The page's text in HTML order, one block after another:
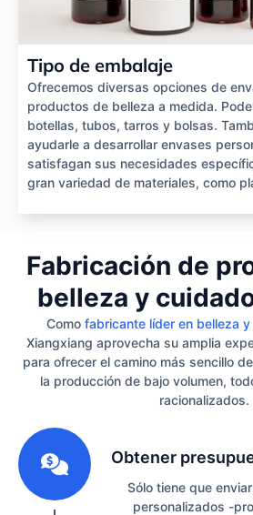
Tipo de embalaje
Ofrecemos diversas opciones de
productos de belleza a medida.
botellas, tubos, tarros y bolsas.
ayudarle a desarrollar envases
satisfagan sus necesidades
gran variedad de materiales, como
Fabricación de
belleza y
Como fabricante líder en belleza
Xiangxiang aprovecha su amplia
para ofrecer el camino más sencillo
la producción de bajo volumen,
racionalizados.
Obtener
Sólo tiene que
personalizados -